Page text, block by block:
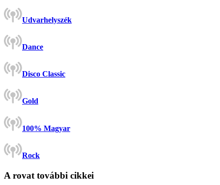
Udvarhelyszék
Dance
Disco Classic
Gold
100% Magyar
Rock
A rovat további cikkei